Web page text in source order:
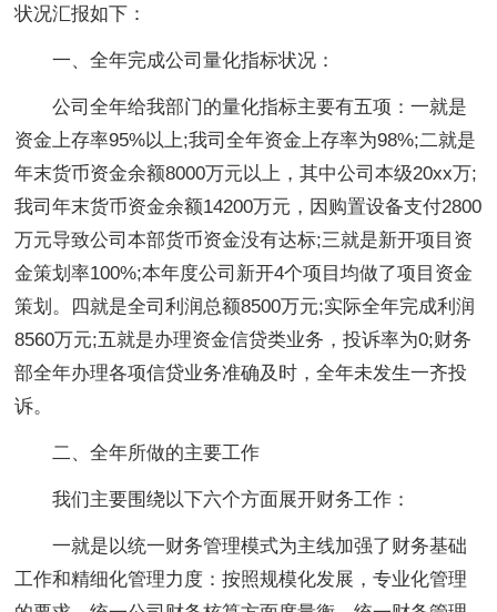
状况汇报如下：
一、全年完成公司量化指标状况：
公司全年给我部门的量化指标主要有五项：一就是
资金上存率95%以上;我司全年资金上存率为98%;二就是
年末货币资金余额8000万元以上，其中公司本级20xx万;
我司年末货币资金余额14200万元，因购置设备支付2800
万元导致公司本部货币资金没有达标;三就是新开项目资
金策划率100%;本年度公司新开4个项目均做了项目资金
策划。四就是全司利润总额8500万元;实际全年完成利润
8560万元;五就是办理资金信贷类业务，投诉率为0;财务
部全年办理各项信贷业务准确及时，全年未发生一齐投
诉。
二、全年所做的主要工作
我们主要围绕以下六个方面展开财务工作：
一就是以统一财务管理模式为主线加强了财务基础
工作和精细化管理力度：按照规模化发展，专业化管理